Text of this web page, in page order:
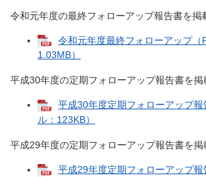
令和元年度の最終フォローアップ報告書を掲
令和元年度最終フォローアップ（
1.03MB）
平成30年度の定期フォローアップ報告書を掲
平成30年度定期フォローアップ報
ル：123KB）
平成29年度の定期フォローアップ報告書を掲
平成29年度定期フォローアップ報